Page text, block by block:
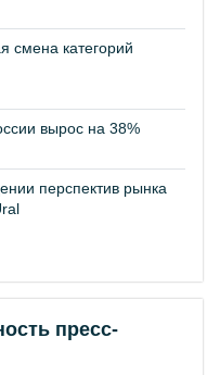
смена категорий
вырос на 38%
перспектив рынка
пресс-